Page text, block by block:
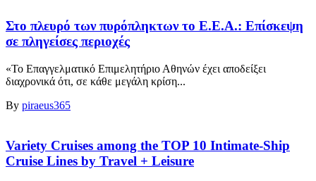
Στο πλευρό των πυρόπληκτων το Ε.Ε.Α.: Επίσκεψη
σε πληγείσες περιοχές
«Το Επαγγελματικό Επιμελητήριο Αθηνών έχει αποδείξει
διαχρονικά ότι, σε κάθε μεγάλη κρίση...
By piraeus365
Variety Cruises among the TOP 10 Intimate-Ship
Cruise Lines by Travel + Leisure